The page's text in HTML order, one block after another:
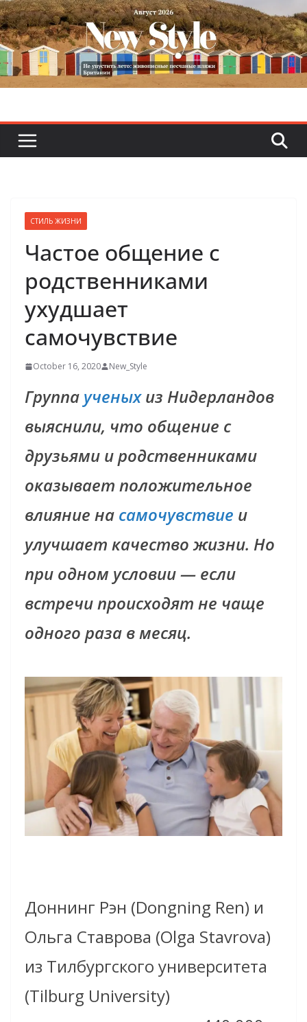
Skip
to
content
СТИЛЬ ЖИЗНИ
Частое общение с
родственниками
ухудшает
самочувствие
October 16, 2020 New_Style
Группа ученыхиз Нидерландов
выяснили, что общение с
друзьями и родственниками
оказывает положительное
влияние на самочувствие и
улучшает качество жизни. Но
при одном условии — если
встречи происходят не чаще
одного раза в месяц.
Доннинг Рэн (Dongning Ren) и
Ольга Ставрова (Olga Stavrova)
из Тилбургского университета
(Tilburg University)